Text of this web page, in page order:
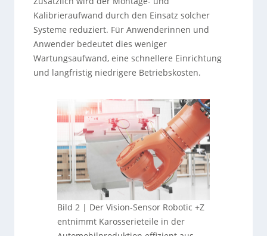
Kalibrieraufwand durch den Einsatz solcher
Systeme reduziert. Für Anwenderinnen und
Anwender bedeutet dies weniger
Wartungsaufwand, eine schnellere Einrichtung
und langfristig niedrigere Betriebskosten.
Bild 2 | Der Vision-Sensor Robotic +Z
entnimmt Karosserieteile in der